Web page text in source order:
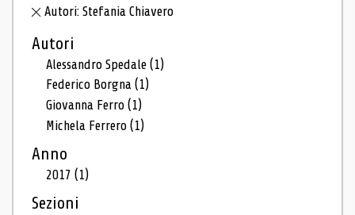
Autori: Stefania Chiavero
Autori
Alessandro Spedale(1)
Federico Borgna(1)
Giovanna Ferro(1)
Michela Ferrero(1)
Anno
2017(1)
Sezioni